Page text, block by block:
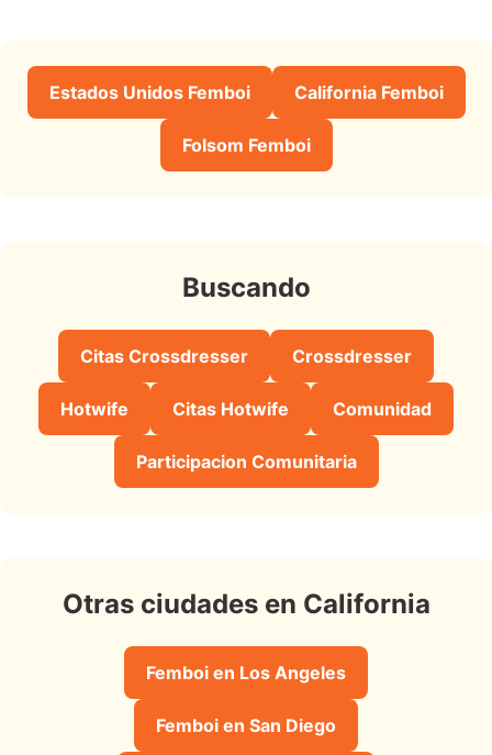
Estados Unidos Femboi California Femboi
Folsom Femboi
Buscando
Citas Crossdresser Crossdresser
Hotwife Citas Hotwife Comunidad
Participacion Comunitaria
Otras ciudades en California
Femboi en Los Angeles
Femboi en San Diego